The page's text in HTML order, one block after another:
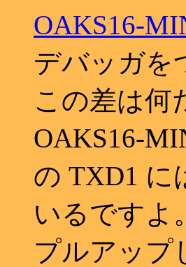
OAKS16-
デバッガを
この差は何
OAKS16-
の TXD1 に
いるですよ
プルアップ